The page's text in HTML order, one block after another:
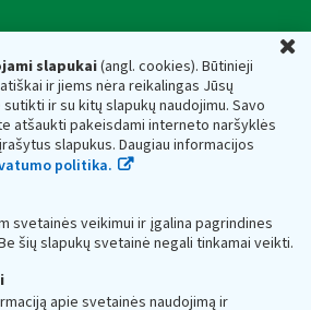
slapukai(angl. cookies). Būtinieji
ir jiems nėra reikalingas Jūsų
ir su kitų slapukų naudojimu. Savo
atšaukti pakeisdami interneto naršyklės
slapukus. Daugiau informacijos
politika.
svetainės veikimui ir įgalina pagrindines
šių slapukų svetainė negali tinkamai veikti.
apie svetainės naudojimą ir
ministerijos
asmens kodas — 188659752,
g. 14, 01107 Vilnius, Lietuva, el.paštas:
dėžutės adresas 188659752
mokesčių inspekciją prie Lietuvos
kaupiami ir saugomi Juridinių